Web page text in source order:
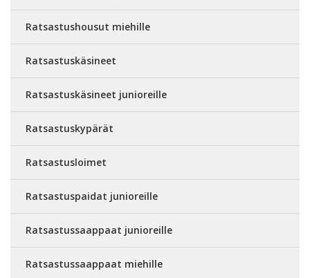
Ratsastushousut miehille
Ratsastuskäsineet
Ratsastuskäsineet junioreille
Ratsastuskypärät
Ratsastusloimet
Ratsastuspaidat junioreille
Ratsastussaappaat junioreille
Ratsastussaappaat miehille